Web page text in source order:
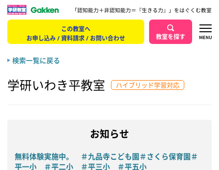
「認知能力＋非認知能力＝『生きる力』」をはぐくむ教室
この教室へ
お申し込み / 資料請求 / お問い合わせ
教室を探す
検索一覧に戻る
学研いわき平教室 ハイブリッド学習対応
お知らせ
無料体験実施中。 ＃九品寺こども園＃さくら保育園＃
平一小 ＃平二小 ＃平三小 ＃平五小